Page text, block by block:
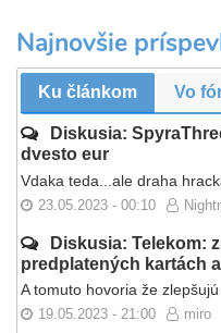
Najnovšie
Ku článkom Vo
Diskusia:
dvesto eur
Vdaka teda...ale draha
23.05.2023 - 00:10
Diskusia: Telekom:
predplatených kartách
A tomuto hovoria že
19.05.2023 - 21:00 miro